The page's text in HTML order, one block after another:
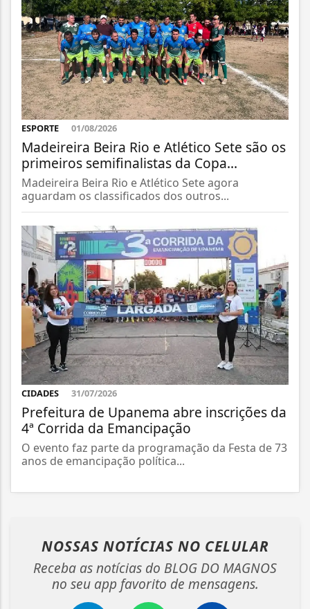
ESPORTE 01/08/2026
Madeireira Beira Rio e Atlético Sete são os
primeiros semifinalistas da Copa...
Madeireira Beira Rio e Atlético Sete agora
aguardam os classificados dos outros...
CIDADES 31/07/2026
Prefeitura de Upanema abre inscrições da
4ª Corrida da Emancipação
O evento faz parte da programação da Festa de 73
anos de emancipação política...
NOSSAS NOTÍCIAS NO CELULAR
Receba as notícias do BLOG DO MAGNOS
no seu app favorito de mensagens.